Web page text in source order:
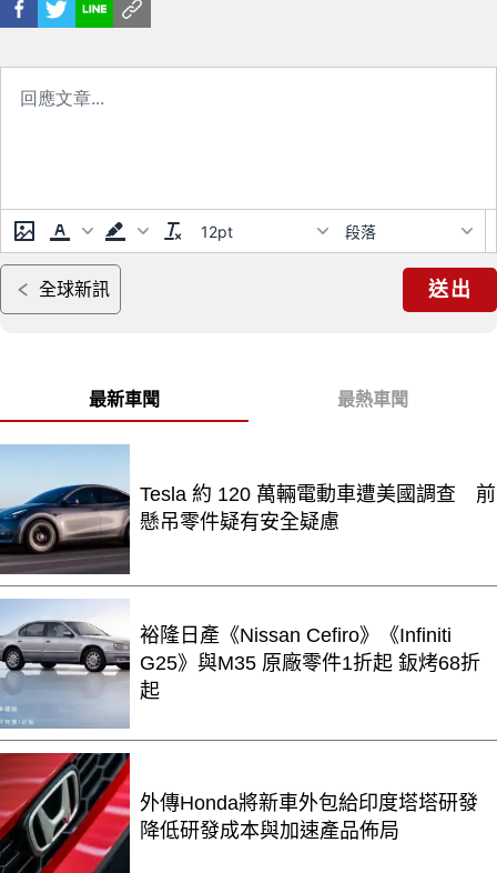
12pt 段落
全球新訊 送出
最新車聞 最熱車聞
Tesla 約 120 萬輛電動車遭美國調查 前
懸吊零件疑有安全疑慮
裕隆日產《Nissan Cefiro》《Infiniti
G25》與M35 原廠零件1折起 鈑烤68折
起
外傳Honda將新車外包給印度塔塔研發
降低研發成本與加速產品佈局